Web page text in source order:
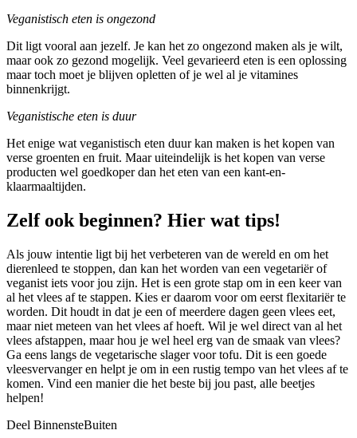
Veganistisch eten is ongezond
Dit ligt vooral aan jezelf. Je kan het zo ongezond maken als je wilt,
maar ook zo gezond mogelijk. Veel gevarieerd eten is een oplossing
maar toch moet je blijven opletten of je wel al je vitamines
binnenkrijgt.
Veganistische eten is duur
Het enige wat veganistisch eten duur kan maken is het kopen van
verse groenten en fruit. Maar uiteindelijk is het kopen van verse
producten wel goedkoper dan het eten van een kant-en-
klaarmaaltijden.
Zelf ook beginnen? Hier wat tips!
Als jouw intentie ligt bij het verbeteren van de wereld en om het
dierenleed te stoppen, dan kan het worden van een vegetariër of
veganist iets voor jou zijn. Het is een grote stap om in een keer van
al het vlees af te stappen. Kies er daarom voor om eerst flexitariër te
worden. Dit houdt in dat je een of meerdere dagen geen vlees eet,
maar niet meteen van het vlees af hoeft. Wil je wel direct van al het
vlees afstappen, maar hou je wel heel erg van de smaak van vlees?
Ga eens langs de vegetarische slager voor tofu. Dit is een goede
vleesvervanger en helpt je om in een rustig tempo van het vlees af te
komen. Vind een manier die het beste bij jou past, alle beetjes
helpen!
Deel BinnensteBuiten